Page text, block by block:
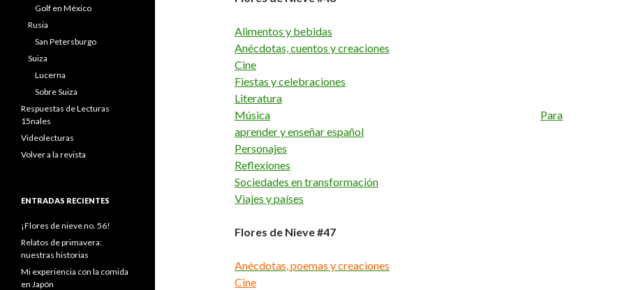
Alimentos y bebidas
Anécdotas, cuentos y creaciones
Cine
Fiestas y celebraciones
Literatura
Música
Para
aprender y enseñar español
Personajes
Reflexiones
Sociedades en transformación
Viajes y países
Flores de Nieve #47
Anécdotas, poemas y creaciones
Cine
Golf en México
Rusia
San Petersburgo
Suiza
Lucerna
Sobre Suiza
Respuestas de Lecturas
15nales
Videolecturas
Volver a la revista
ENTRADAS RECIENTES
¡Flores de nieve no. 56!
Relatos de primavera:
nuestras historias
Mi experiencia con la comida
en Japón